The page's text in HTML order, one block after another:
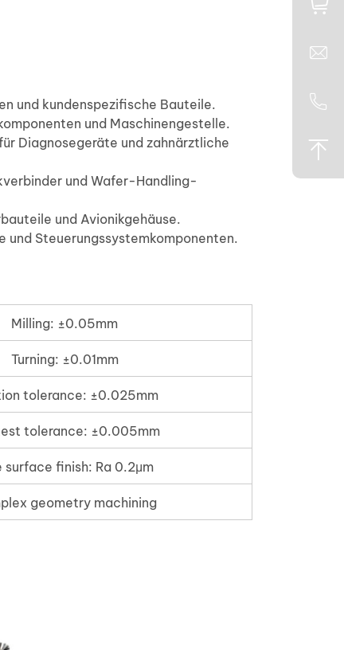
und kundenspezifische Bauteile.
und Maschinengestelle.
Diagnosegeräte und zahnärztliche
und Wafer-Handling-
und Avionikgehäuse.
und Steuerungssystemkomponenten.
Milling: ±0.05mm
Turning: ±0.01mm
tolerance: ±0.025mm
tolerance: ±0.005mm
surface finish: Ra 0.2μm
geometry machining